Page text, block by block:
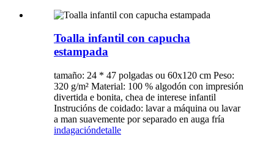
Toalla infantil con capucha
estampada
tamaño: 24 * 47 polgadas ou 60x120 cm Peso:
320 g/m² Material: 100 % algodón con impresión
divertida e bonita, chea de interese infantil
Instrucións de coidado: lavar a máquina ou lavar
a man suavemente por separado en auga fría
indagacióndetalle